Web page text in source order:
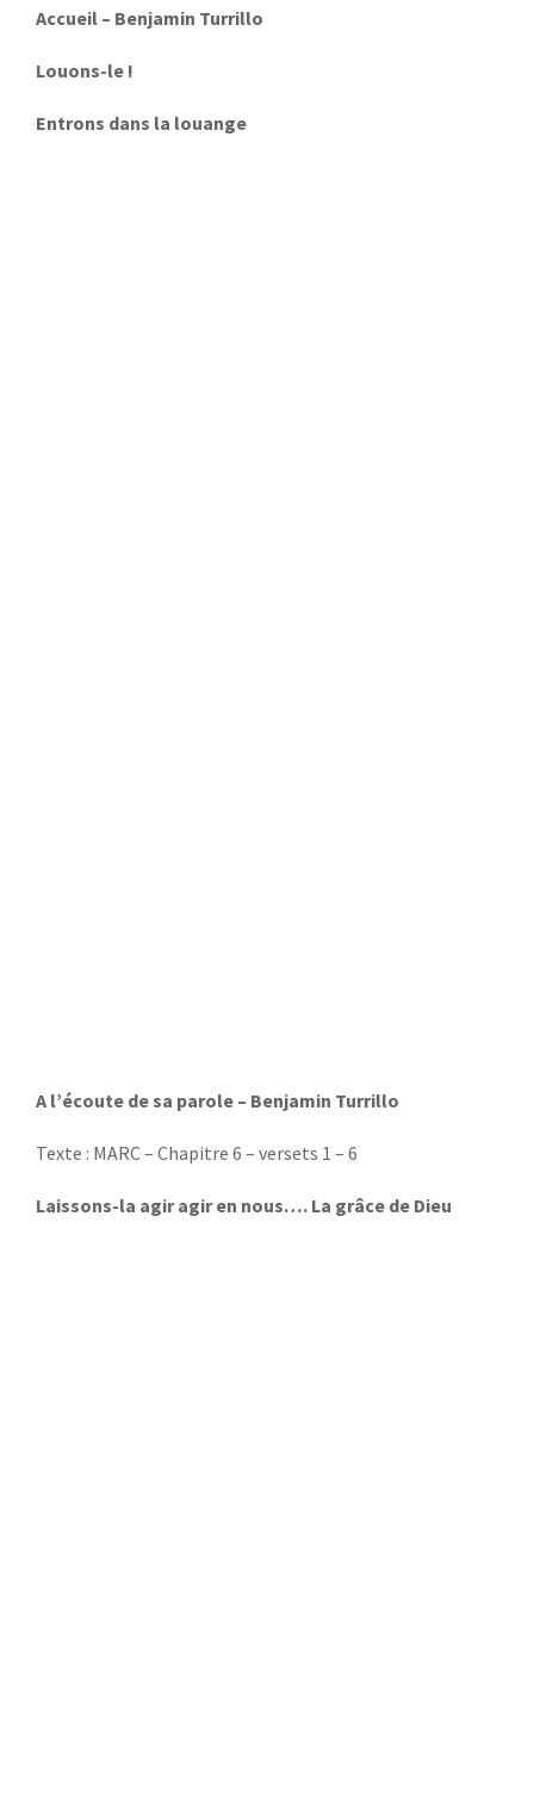
Accueil – Benjamin Turrillo
Louons-le !
Entrons dans la louange
A l’écoute de sa parole – Benjamin Turrillo
Texte : MARC – Chapitre 6 – versets 1 – 6
Laissons-la agir agir en nous…. La grâce de Dieu